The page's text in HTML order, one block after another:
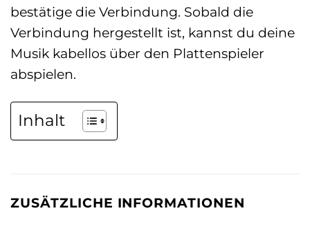
bestätige die Verbindung. Sobald die
Verbindung hergestellt ist, kannst du deine
Musik kabellos über den Plattenspieler
abspielen.
Inhalt
ZUSÄTZLICHE INFORMATIONEN